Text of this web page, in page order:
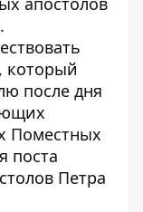
который
после дня
Поместных
поста
Петра